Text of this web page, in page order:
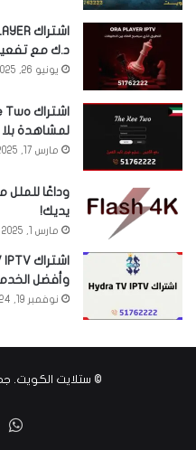
د.ك مع
يونيو 26, 2025
لمشاهدة
مارس 17, 2025
يديك!
مارس 1, 2025
وأفضل
نوفمبر 19, 2024
© ستلايت الكويت .